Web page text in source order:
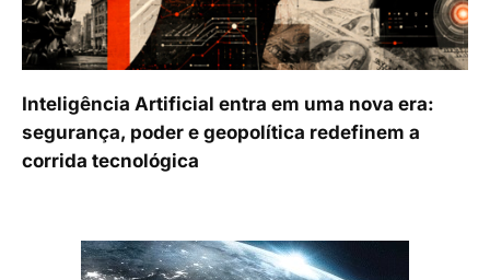
Inteligência Artificial entra em uma nova era:
segurança, poder e geopolítica redefinem a
corrida tecnológica